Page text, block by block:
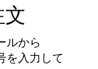
文
ルから
を入力して